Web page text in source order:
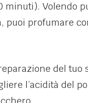
Volendo
puoi profumare
del tuo
l’acidità del